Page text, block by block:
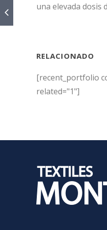
una elevada dosis
RELACIONADO
[recent_portfolio
related="1"]